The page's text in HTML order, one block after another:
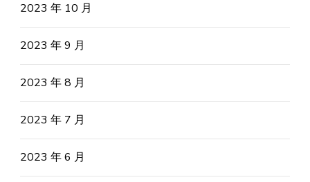
2023 年 10 月
2023 年 9 月
2023 年 8 月
2023 年 7 月
2023 年 6 月